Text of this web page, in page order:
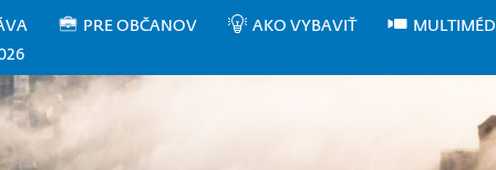
PRE OBČANOV AKO VYBAVIŤ